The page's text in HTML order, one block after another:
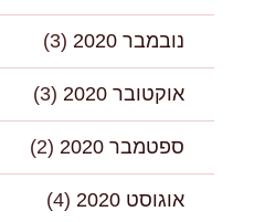
נובמבר 2020 (3)
אוקטובר 2020 (3)
ספטמבר 2020 (2)
אוגוסט 2020 (4)